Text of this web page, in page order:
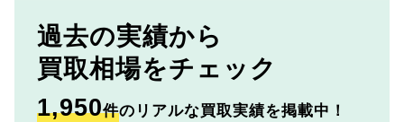
過去の実績から
買取相場をチェック
1,950件のリアルな買取実績を掲載中！